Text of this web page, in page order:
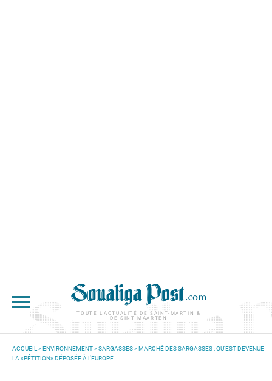
TOUTE L'ACTUALITÉ DE SAINT-MARTIN &
DE SINT MAARTEN
VOUS ÊTES ICI
ACCUEIL >ENVIRONNEMENT>SARGASSES> MARCHÉ DES SARGASSES : QU'EST DEVENUE
LA «PÉTITION» DÉPOSÉE À L'EUROPE